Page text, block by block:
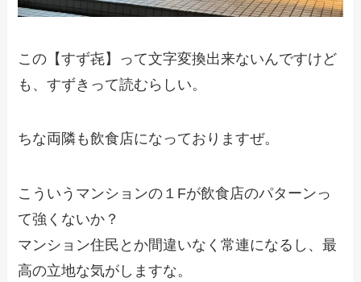
この【すず㐂】って文字変換出来ないんですけど
も、すずきって読むらしい。
ちな両隣も飲食店になっておりますぜ。
こういうマンションの１Fが飲食店のパターンっ
て強くないか？
マンション住民とか間違いなく常連になるし、最
高の立地な気がしますな。